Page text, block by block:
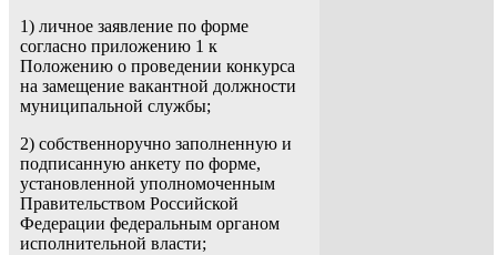
1) личное заявление по форме
согласно приложению 1 к
Положению о проведении конкурса
на замещение вакантной должности
муниципальной службы;
2) собственноручно заполненную и
подписанную анкету по форме,
установленной уполномоченным
Правительством Российской
Федерации федеральным органом
исполнительной власти;